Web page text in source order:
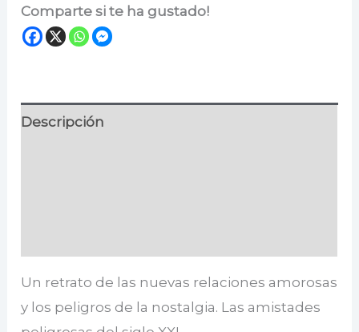
Comparte si te ha gustado!
Descripción
Un retrato de las nuevas relaciones amorosas
y los peligros de la nostalgia. Las amistades